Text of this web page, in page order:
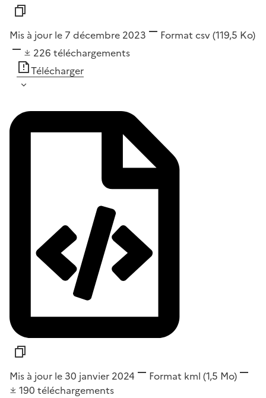
Mis à jour le 7 décembre 2023 Format csv(119,5 Ko)
226 téléchargements
Télécharger
Mis à jour le 30 janvier 2024 Format kml (1,5 Mo)
190 téléchargements